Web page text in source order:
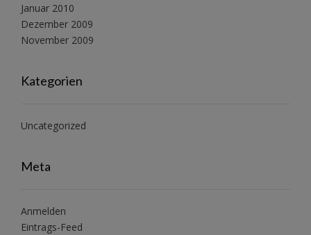
Januar 2010
Dezember 2009
November 2009
Kategorien
Uncategorized
Meta
Anmelden
Eintrags-Feed